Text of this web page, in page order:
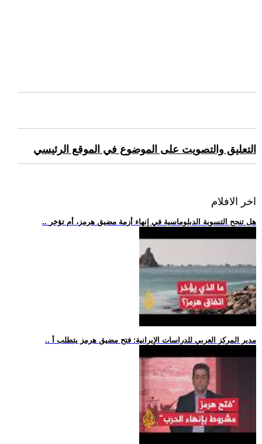
التعليق والتصويت على الموضوع في الموقع الرئيسي
اخر الافلام
.. هل تنجح التسوية الدبلوماسية في إنهاء أزمة مضيق هرمز، أم تؤخر
.. مدير المركز العربي للدراسات الإيرانية: فتح مضيق هرمز يتطلب أ